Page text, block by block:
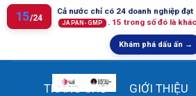
15/24
Cả nước chỉ có 24 doanh nghiệp đạt
JAPAN-GMP . 15 trong số đó là
Khám phá dấu ấn →
TRANG CHỦ GIỚI THIỆU